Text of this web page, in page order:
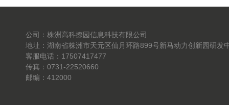
公司：株洲高科撩园信息科技有限公司
地址：湖南省株洲市天元区仙月环路899号新马动力创新园研发
客服电话：17507417477
传真：0731-22520660
邮编：412000